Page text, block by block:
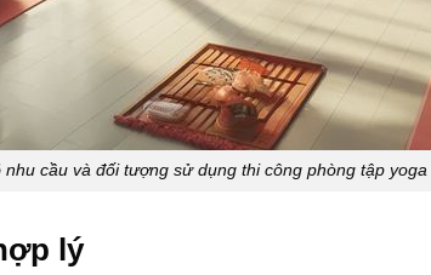
nhu cầu và đối tượng sử dụng thi công phòng tập
lý